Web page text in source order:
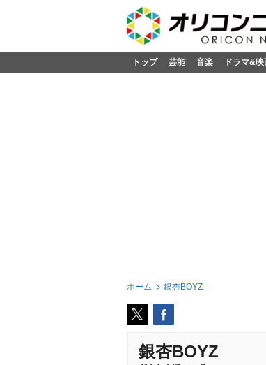
トップ 芸能 音楽 ドラマ&映
ホーム 銀杏BOYZ
銀杏BOYZ